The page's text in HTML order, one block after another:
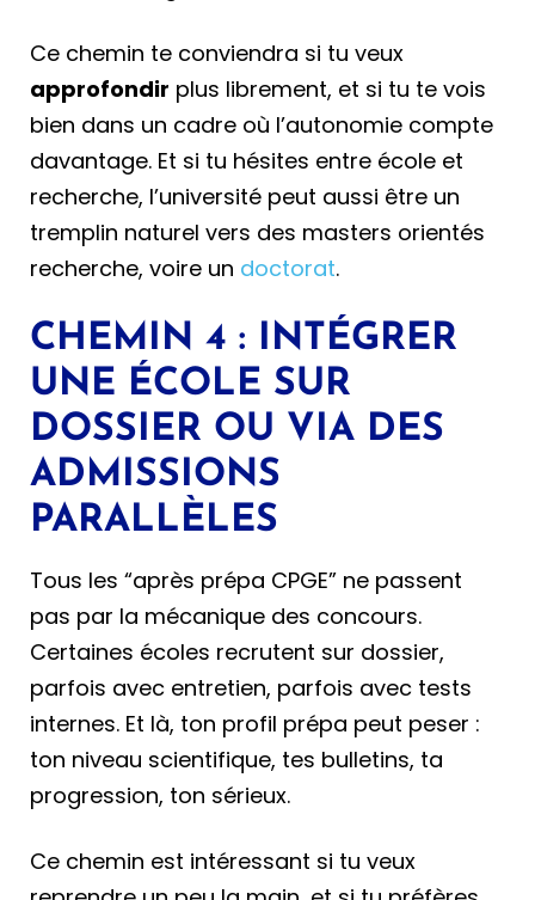
Ce chemin te conviendra si tu veux
approfondir plus librement, et si tu te vois
bien dans un cadre où l’autonomie compte
davantage. Et si tu hésites entre école et
recherche, l’université peut aussi être un
tremplin naturel vers des masters orientés
recherche, voire un doctorat.
CHEMIN 4 : INTÉGRER
UNE ÉCOLE SUR
DOSSIER OU VIA DES
ADMISSIONS
PARALLÈLES
Tous les “après prépa CPGE” ne passent
pas par la mécanique des concours.
Certaines écoles recrutent sur dossier,
parfois avec entretien, parfois avec tests
internes. Et là, ton profil prépa peut peser :
ton niveau scientifique, tes bulletins, ta
progression, ton sérieux.
Ce chemin est intéressant si tu veux